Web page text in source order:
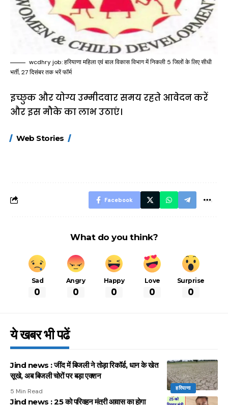
wcdhry job: हरियाणा महिला एवं बाल विकास विभाग में निकली 5 जिलों के लिए सीधी
भर्ती, 27 दिसंबर तक भरें फॉर्म
इच्छुक और योग्य उम्मीदवार समय रहते आवेदन करें
और इस मौके का लाभ उठाएं।
Web Stories
FASTag के ये नए
Facebook
What do you think?
Sad
0
Angry
0
Happy
0
Love
0
Surprise
0
ये खबर भी पढें
हरियाणा
Jind news : जींद में बिजली ने तोड़ा रिकॉर्ड, धान के खेत
सूखे, अब बिजली चोरों पर बड़ा एक्शन
5 Min Read
Jind news : 25 को परिवहन मंत्री आवास का होगा